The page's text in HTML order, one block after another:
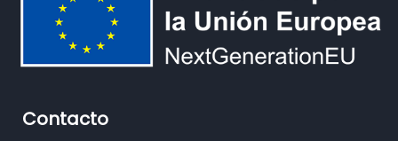
Contacto